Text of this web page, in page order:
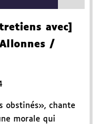
avec]
/
obstinés», chante
morale qui